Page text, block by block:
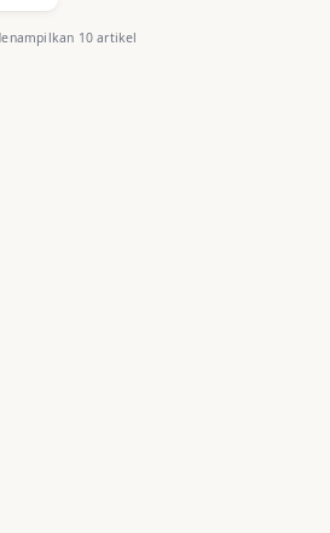
10 artikel